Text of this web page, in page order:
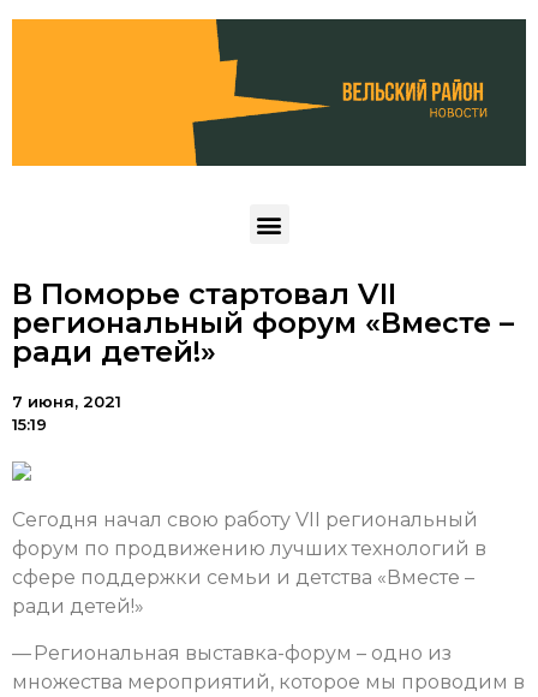
В Поморье стартовал VII
региональный форум «Вместе –
ради детей!»
7 июня, 2021
15:19
Сегодня начал свою работу VII региональный
форум по продвижению лучших технологий в
сфере поддержки семьи и детства «Вместе –
ради детей!»
— Региональная выставка-форум – одно из
множества мероприятий, которое мы проводим в